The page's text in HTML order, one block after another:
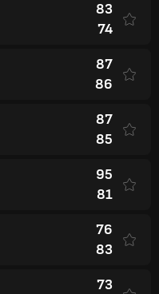
83
74
87
86
87
85
95
81
76
83
73